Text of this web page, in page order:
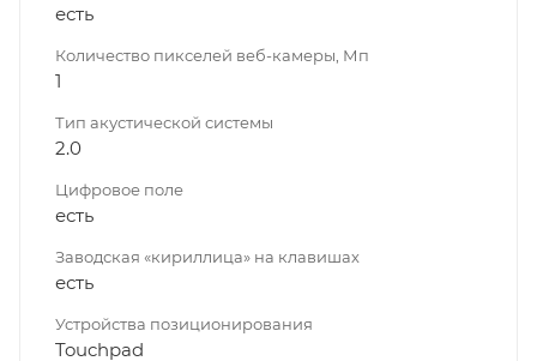
есть
Количество пикселей веб-камеры, Мп
1
Тип акустической системы
2.0
Цифровое поле
есть
Заводская «кириллица» на клавишах
есть
Устройства позиционирования
Touchpad